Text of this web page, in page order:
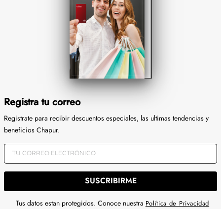
Registra tu correo
Registrate para recibir descuentos especiales, las ultimas tendencias y
beneficios Chapur.
SUSCRIBIRME
Tus datos estan protegidos. Conoce nuestra Política de Privacidad